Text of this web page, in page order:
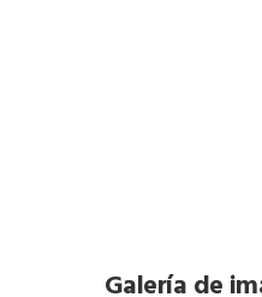
Galería de